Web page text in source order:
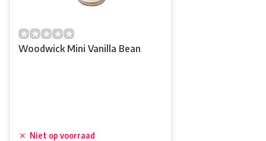
Woodwick Mini Vanilla Bean
Niet op voorraad